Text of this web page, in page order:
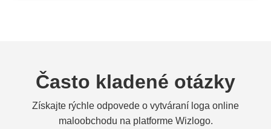
Často kladené otázky
Získajte rýchle odpovede o vytváraní loga online
maloobchodu na platforme Wizlogo.